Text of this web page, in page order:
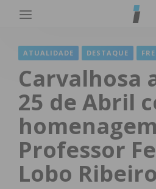
ATUALIDADE DESTAQUE
Carvalhosa
25 de Abril
Professor
Lobo Ribeiro